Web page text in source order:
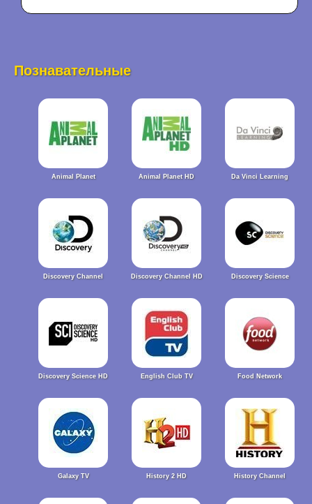
Познавательные
Animal Planet Animal Planet HD Da Vinci Learning
Discovery Channel Discovery Channel HD Discovery Science
Discovery Science HD English Club TV Food Network
Galaxy TV History 2 HD History Channel